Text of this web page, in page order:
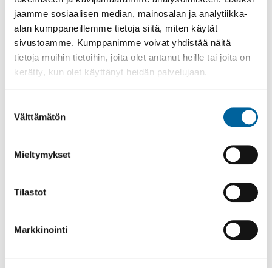
jaamme sosiaalisen median, mainosalan ja analytiikka-
alan kumppaneillemme tietoja siitä, miten käytät
sivustoamme. Kumppanimme voivat yhdistää näitä
tietoja muihin tietoihin, joita olet antanut heille tai joita on
kerätty, kun olet käyttänyt heidän palvelujaan.
valinta
Välttämätön
Mieltymykset
Tilastot
Markkinointi
Kuntonyrkkeily
Lue lisää